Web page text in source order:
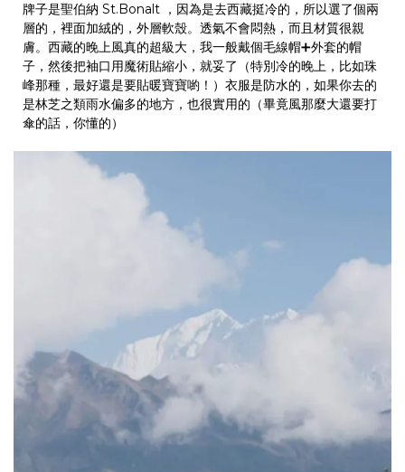
牌子是聖伯納 St.Bonalt ，因為是去西藏挺冷的，所以選了個兩
層的，裡面加絨的，外層軟殼。透氣不會悶熱，而且材質很親
膚。西藏的晚上風真的超級大，我一般戴個毛線帽➕外套的帽
子，然後把袖口用魔術貼縮小，就妥了（特別冷的晚上，比如珠
峰那種，最好還是要貼暖寶寶喲！）衣服是防水的，如果你去的
是林芝之類雨水偏多的地方，也很實用的（畢竟風那麼大還要打
傘的話，你懂的）